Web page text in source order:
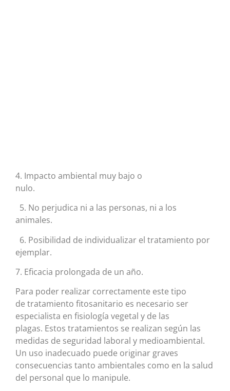
4. Impacto ambiental muy bajo o
5. No perjudica ni a las personas, ni a los
animales.
6. Posibilidad de individualizar el tratamiento por
ejemplar.
7. Eficacia prolongada de un año.
Para poder realizar correctamente este tipo
de tratamiento fitosanitario es necesario ser
especialista en fisiología vegetal y de las
plagas. Estos tratamientos se realizan según las
medidas de seguridad laboral y medioambiental.
Un uso inadecuado puede originar graves
consecuencias tanto ambientales como en la salud
del personal que lo manipule.